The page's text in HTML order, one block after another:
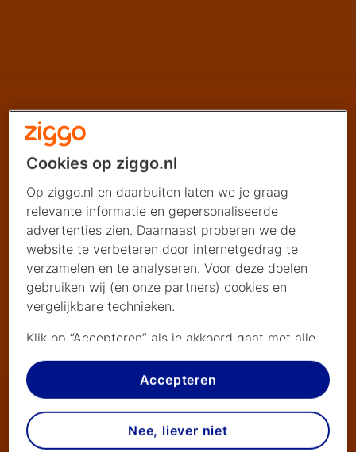
Cookies op ziggo.nl
Op ziggo.nl en daarbuiten laten we je graag
relevante informatie en gepersonaliseerde
advertenties zien. Daarnaast proberen we de
website te verbeteren door internetgedrag te
verzamelen en te analyseren. Voor deze doelen
gebruiken wij (en onze partners) cookies en
vergelijkbare technieken.
Klik op “Accepteren” als je akkoord gaat met alle
cookies. Kies je voor “Nee, liever niet”, dan
plaatsen we alleen strikt noodzakelijke cookies om
de website goed te laten werken. Dat betekent
dat we geen vormen van personalisatie
toepassen.
Accepteren
Nee, liever niet